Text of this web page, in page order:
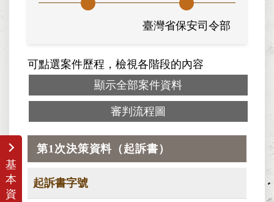
臺灣省保安司令部
可點選案件歷程，檢視各階段的內容
顯示全部案件資料
審判流程圖
基
本
資
第1次決策資料（起訴書）
起訴書字號